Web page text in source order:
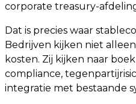
corporate treasury-
Dat is precies waar
Bedrijven kijken niet
kosten. Zij kijken naar
compliance,
integratie met bestaande